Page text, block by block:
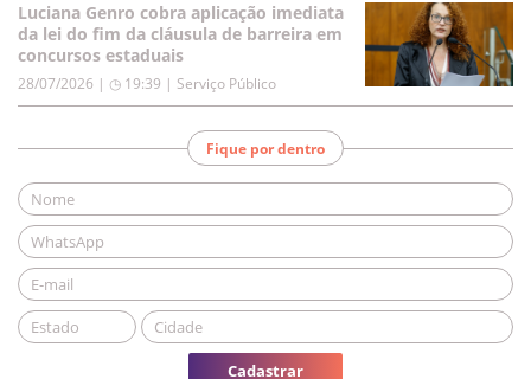
Luciana Genro cobra aplicação imediata
da lei do fim da cláusula de barreira em
concursos estaduais
28/07/2026 | ◷ 19:39 | Serviço Público
Fique por dentro
Cadastrar